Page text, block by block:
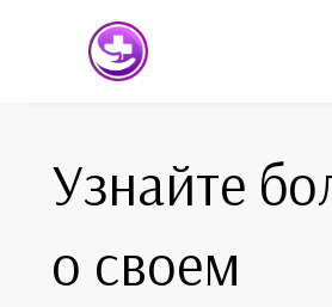
Узнайте
о своем